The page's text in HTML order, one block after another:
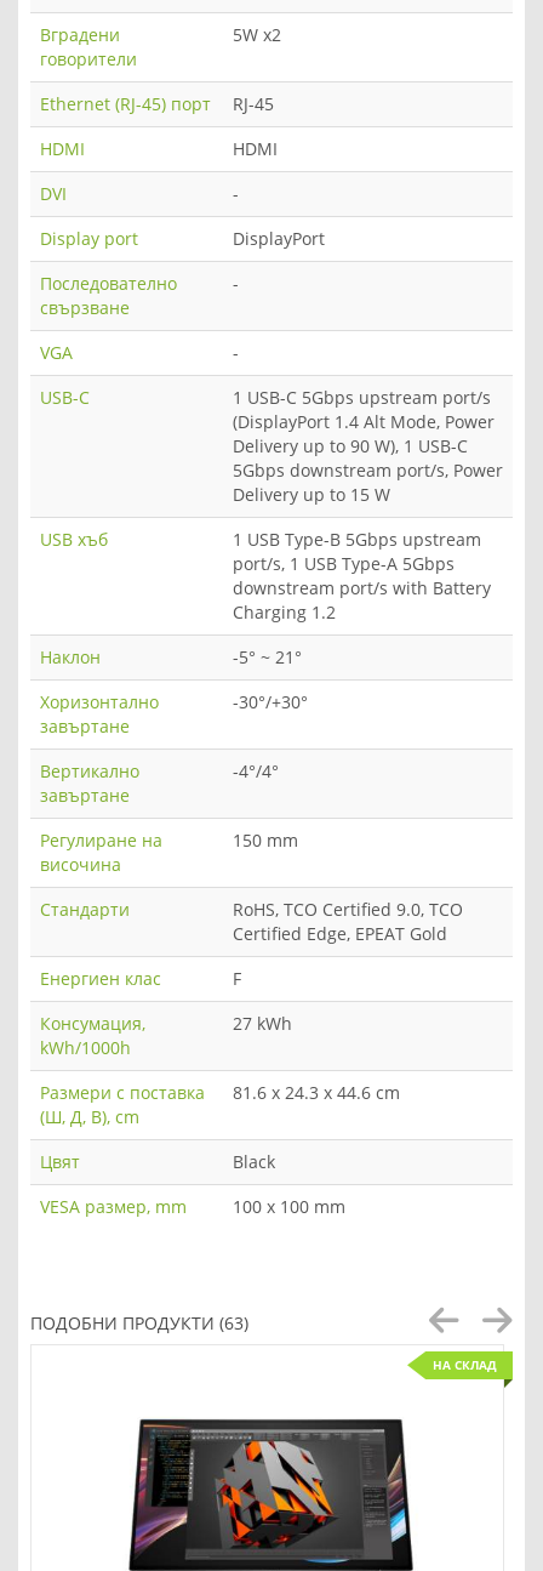
Вградени
говорители
5W x2
Ethernet (RJ-45) порт
RJ-45
HDMI
HDMI
DVI
-
Display port
DisplayPort
Последователно
свързване
-
VGA
-
USB-C
1 USB-C 5Gbps upstream port/s
(DisplayPort 1.4 Alt Mode, Power
Delivery up to 90 W), 1 USB-C
5Gbps downstream port/s, Power
Delivery up to 15 W
USB хъб
1 USB Type-B 5Gbps upstream
port/s, 1 USB Type-A 5Gbps
downstream port/s with Battery
Charging 1.2
Наклон
-5° ~ 21°
Хоризонтално
завъртане
-30°/+30°
Вертикално
завъртане
-4°/4°
Регулиране на
височина
150 mm
Стандарти
RoHS, TCO Certified 9.0, TCO
Certified Edge, EPEAT Gold
Енергиен клас
F
Консумация,
kWh/1000h
27 kWh
Размери с поставка
(Ш, Д, В), cm
81.6 x 24.3 x 44.6 cm
Цвят
Black
VESA размер, mm
100 x 100 mm
ПОДОБНИ ПРОДУКТИ (63)
НА СКЛАД